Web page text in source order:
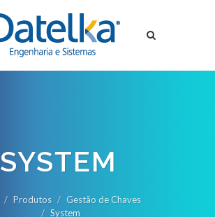
SYSTEM
Produtos
Gestão de Chaves
System